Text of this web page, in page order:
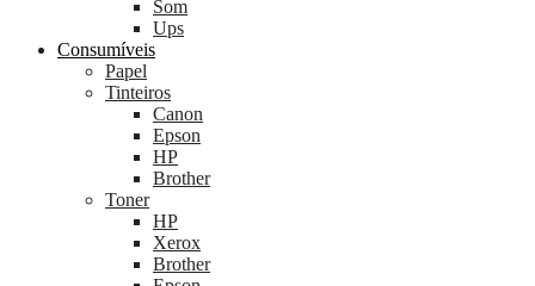
Som
Ups
Consumíveis
Papel
Tinteiros
Canon
Epson
HP
Brother
Toner
HP
Xerox
Brother